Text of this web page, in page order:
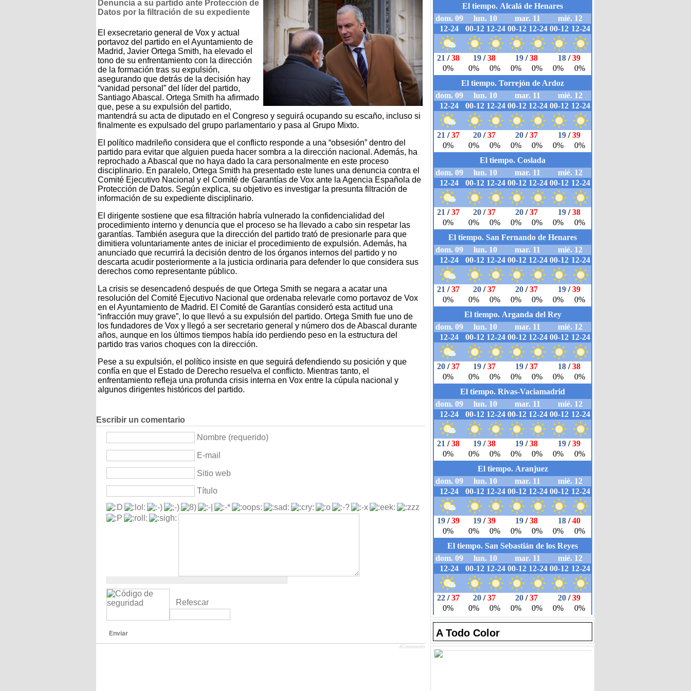
Denuncia a su partido ante Protección de
Datos por la filtración de su expediente
El exsecretario general de Vox y actual
portavoz del partido en el Ayuntamiento de
Madrid, Javier Ortega Smith, ha elevado el
tono de su enfrentamiento con la dirección
de la formación tras su expulsión,
asegurando que detrás de la decisión hay
“vanidad personal” del líder del partido,
Santiago Abascal. Ortega Smith ha afirmado
que, pese a su expulsión del partido,
mantendrá su acta de diputado en el Congreso y seguirá ocupando su escaño, incluso si
finalmente es expulsado del grupo parlamentario y pasa al Grupo Mixto.
El político madrileño considera que el conflicto responde a una “obsesión” dentro del
partido para evitar que alguien pueda hacer sombra a la dirección nacional. Además, ha
reprochado a Abascal que no haya dado la cara personalmente en este proceso
disciplinario. En paralelo, Ortega Smith ha presentado este lunes una denuncia contra el
Comité Ejecutivo Nacional y el Comité de Garantías de Vox ante la Agencia Española de
Protección de Datos. Según explica, su objetivo es investigar la presunta filtración de
información de su expediente disciplinario.
El dirigente sostiene que esa filtración habría vulnerado la confidencialidad del
procedimiento interno y denuncia que el proceso se ha llevado a cabo sin respetar las
garantías. También asegura que la dirección del partido trató de presionarle para que
dimitiera voluntariamente antes de iniciar el procedimiento de expulsión. Además, ha
anunciado que recurrirá la decisión dentro de los órganos internos del partido y no
descarta acudir posteriormente a la justicia ordinaria para defender lo que considera sus
derechos como representante público.
La crisis se desencadenó después de que Ortega Smith se negara a acatar una
resolución del Comité Ejecutivo Nacional que ordenaba relevarle como portavoz de Vox
en el Ayuntamiento de Madrid. El Comité de Garantías consideró esta actitud una
“infracción muy grave”, lo que llevó a su expulsión del partido. Ortega Smith fue uno de
los fundadores de Vox y llegó a ser secretario general y número dos de Abascal durante
años, aunque en los últimos tiempos había ido perdiendo peso en la estructura del
partido tras varios choques con la dirección.
Pese a su expulsión, el político insiste en que seguirá defendiendo su posición y que
confía en que el Estado de Derecho resuelva el conflicto. Mientras tanto, el
enfrentamiento refleja una profunda crisis interna en Vox entre la cúpula nacional y
algunos dirigentes históricos del partido.
Escribir un comentario
Nombre (requerido)
E-mail
Sitio web
Título
Refescar
Enviar
JComments
A Todo Color